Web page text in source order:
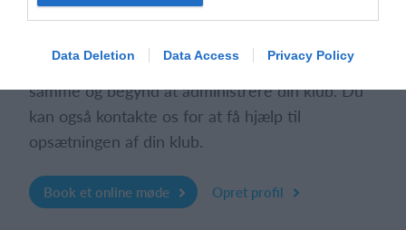
Data Deletion Data Access Privacy Policy
Klar til at komme i gang?
Udforsk Holdsport, eller opret en konto med det
samme og begynd at administrere din klub. Du
kan også kontakte os for at få hjælp til
opsætningen af din klub.
Book et online møde Opret profil